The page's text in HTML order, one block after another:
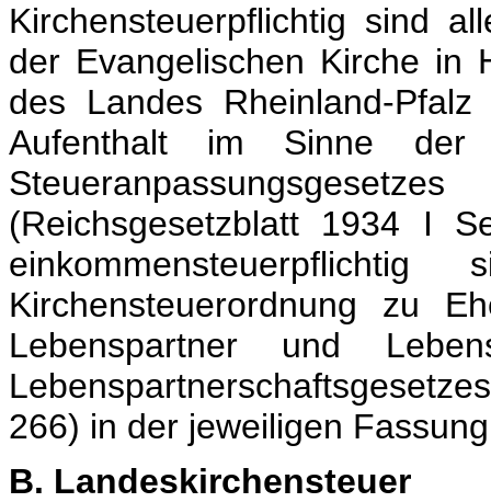
Kirchensteuerpflichtig sind
der Evangelischen Kirche in
des Landes Rheinland-
Aufenthalt im Sinne
(Reichsgesetzblatt 1934 I
Kirchensteuerordnung zu
Lebenspartner und
266) in der jeweiligen
B. Landeskirchensteuer